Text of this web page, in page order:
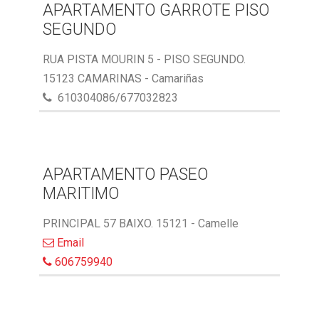
APARTAMENTO GARROTE PISO
SEGUNDO
RUA PISTA MOURIN 5 - PISO SEGUNDO.
15123 CAMARINAS - Camariñas
610304086/677032823
APARTAMENTO PASEO
MARITIMO
PRINCIPAL 57 BAIXO. 15121 - Camelle
Email
606759940